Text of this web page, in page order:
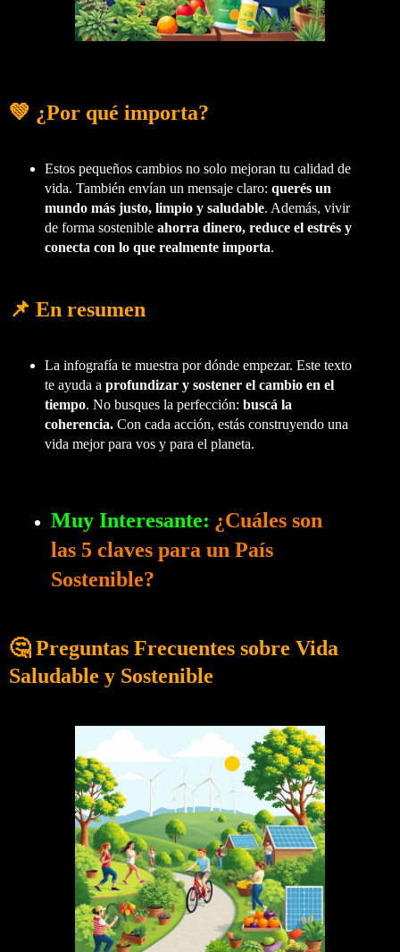
💚 ¿Por qué importa?
Estos pequeños cambios no solo mejoran tu calidad de
vida. También envían un mensaje claro: querés un
mundo más justo, limpio y saludable. Además, vivir
de forma sostenible ahorra dinero, reduce el estrés y
conecta con lo que realmente importa.
📌 En resumen
La infografía te muestra por dónde empezar. Este texto
te ayuda a profundizar y sostener el cambio en el
tiempo. No busques la perfección: buscá la
coherencia.Con cada acción, estás construyendo una
vida mejor para vos y para el planeta.
Muy Interesante: ¿Cuáles son
las 5 claves para un País
Sostenible?
🤔 Preguntas Frecuentes sobre Vida
Saludable y Sostenible